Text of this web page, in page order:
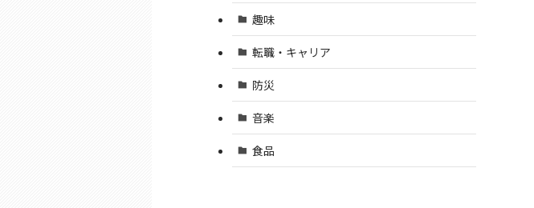
趣味
転職・キャリア
防災
音楽
食品